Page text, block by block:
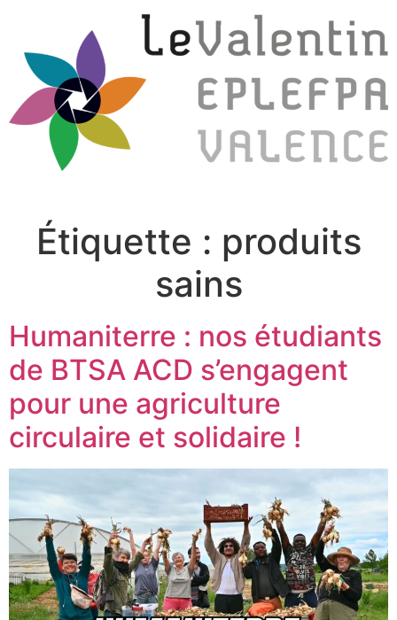
Étiquette : produits
sains
Humaniterre : nos étudiants
de BTSA ACD s’engagent
pour une agriculture
circulaire et solidaire !